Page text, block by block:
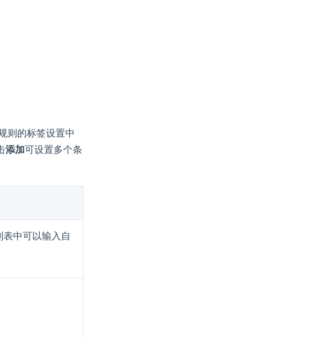
则的标签设置中
添加可设置多个条
中可以输入自